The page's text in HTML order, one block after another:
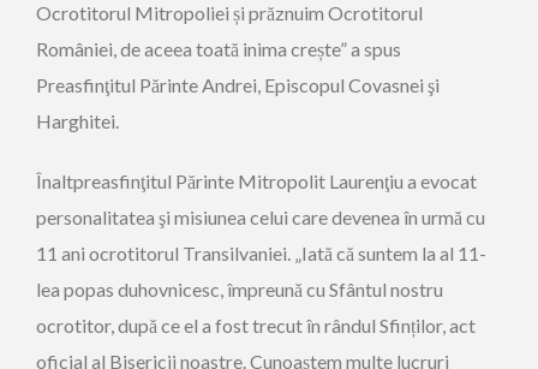
Ocrotitorul Mitropoliei și prăznuim Ocrotitorul
României, de aceea toată inima crește” a spus
Preasfinţitul Părinte Andrei, Episcopul Covasnei şi
Harghitei.
Înaltpreasfinţitul Părinte Mitropolit Laurenţiu a evocat
personalitatea şi misiunea celui care devenea în urmă cu
11 ani ocrotitorul Transilvaniei. „Iată că suntem la al 11-
lea popas duhovnicesc, împreună cu Sfântul nostru
ocrotitor, după ce el a fost trecut în rândul Sfinților, act
oficial al Bisericii noastre. Cunoaștem multe lucruri